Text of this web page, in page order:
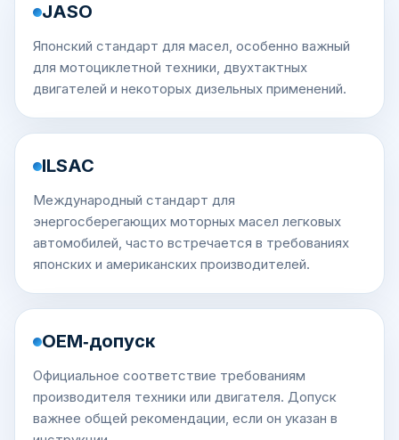
JASO
Японский стандарт для масел, особенно важный
для мотоциклетной техники, двухтактных
двигателей и некоторых дизельных применений.
ILSAC
Международный стандарт для
энергосберегающих моторных масел легковых
автомобилей, часто встречается в требованиях
японских и американских производителей.
OEM‑допуск
Официальное соответствие требованиям
производителя техники или двигателя. Допуск
важнее общей рекомендации, если он указан в